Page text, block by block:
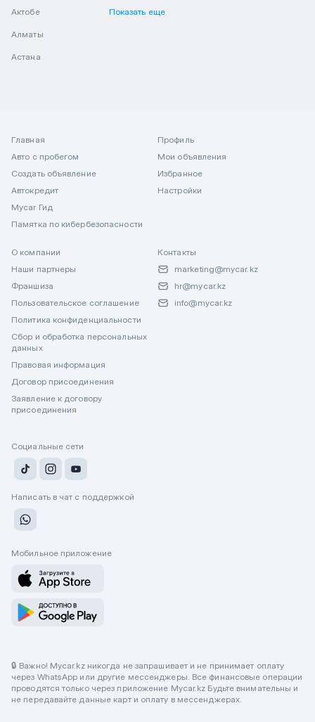
Актобе
Алматы
Астана
Показать еще
Главная
Авто с пробегом
Создать объявление
Автокредит
Mycar Гид
Памятка по кибербезопасности
Профиль
Мои объявления
Избранное
Настройки
О компании
Наши партнеры
Франшиза
Пользовательское соглашение
Политика конфиденциальности
Сбор и обработка персональных
данных
Правовая информация
Договор присоединения
Заявление к договору
присоединения
Контакты
marketing@mycar.kz
hr@mycar.kz
info@mycar.kz
Социальные сети
Написать в чат с поддержкой
Мобильное приложение
🔒 Важно! Mycar.kz никогда не запрашивает и не принимает оплату
через WhatsApp или другие мессенджеры. Все финансовые операции
проводятся только через приложение Mycar.kz Будьте внимательны и
не передавайте данные карт и оплату в мессенджерах.